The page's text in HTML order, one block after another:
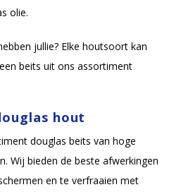
olie.
jullie? Elke houtsoort kan
beits uit ons assortiment
hout
douglas beits van hoge
Wij bieden de beste afwerkingen
en te verfraaien met